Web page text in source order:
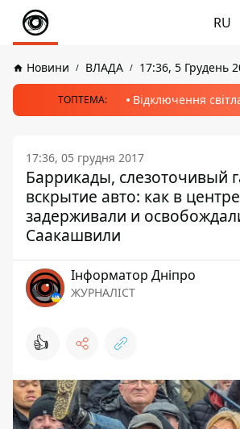
RU
Новини ВЛАДА 17:36, 5 Грудень
ТОПТЕМА: Відключення
17:36, 05 грудня 2017
Баррикады, слезоточивый
вскрытие авто: как в
задерживали и
Саакашвили
Інформатор Дніпро
ЖУРНАЛІСТ
👍